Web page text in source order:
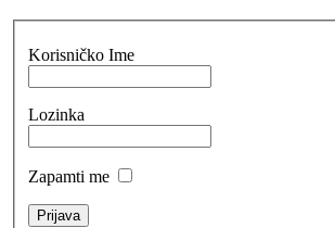
Korisničko Ime
Lozinka
Zapamti me